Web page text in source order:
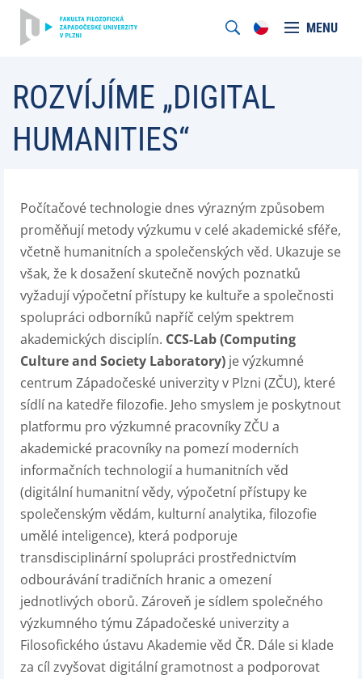
MENU
ROZVÍJÍME „DIGITAL
HUMANITIES“
Počítačové technologie dnes výrazným způsobem
proměňují metody výzkumu v celé akademické sféře,
včetně humanitních a společenských věd. Ukazuje se
však, že k dosažení skutečně nových poznatků
vyžadují výpočetní přístupy ke kultuře a společnosti
spolupráci odborníků napříč celým spektrem
akademických disciplín. CCS-Lab (Computing
Culture and Society Laboratory) je výzkumné
centrum Západočeské univerzity v Plzni (ZČU), které
sídlí na katedře filozofie. Jeho smyslem je poskytnout
platformu pro výzkumné pracovníky ZČU a
akademické pracovníky na pomezí moderních
informačních technologií a humanitních věd
(digitální humanitní vědy, výpočetní přístupy ke
společenským vědám, kulturní analytika, filozofie
umělé inteligence), která podporuje
transdisciplinární spolupráci prostřednictvím
odbourávání tradičních hranic a omezení
jednotlivých oborů. Zároveň je sídlem společného
výzkumného týmu Západočeské univerzity a
Filosofického ústavu Akademie věd ČR. Dále si klade
za cíl zvyšovat digitální gramotnost a podporovat